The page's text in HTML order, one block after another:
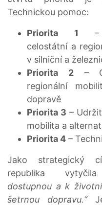
Technickou pomoc:
Priorita 1 –
celostátní a
v silniční a
Priorita 2–
regionální
dopravě
Priorita 3 –
mobilita a
Priorita 4 –
Jako strategický
republika
dostupnou a k
šetrnou dopravu.“